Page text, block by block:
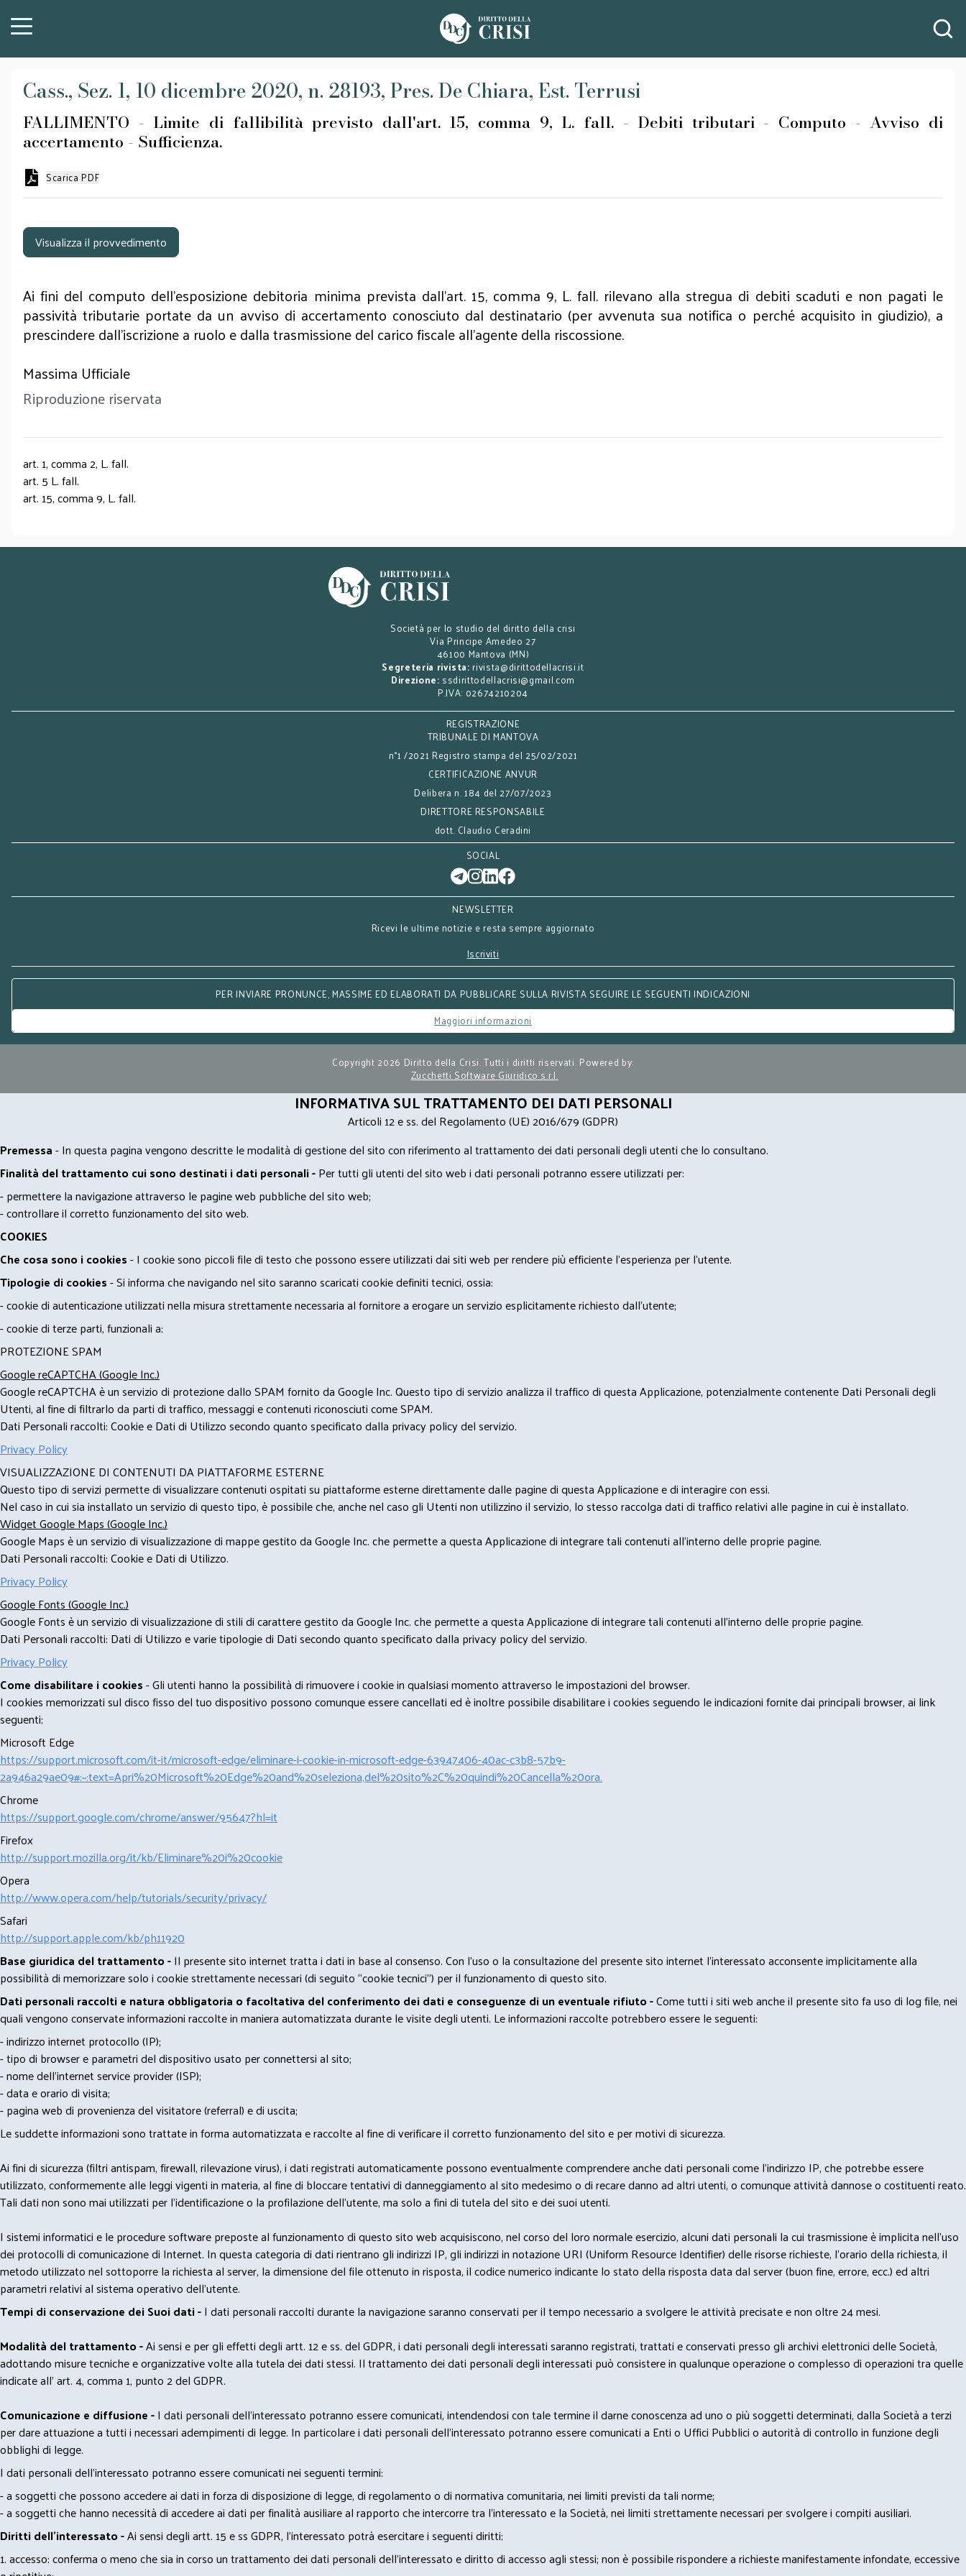
Cass., Sez. 1, 10 dicembre 2020, n. 28193, Pres. De Chiara, Est. Terrusi
FALLIMENTO - Limite di fallibilità previsto dall'art. 15, comma 9, L. fall. - Debiti tributari - Computo - Avviso di
accertamento - Sufficienza.
Scarica PDF
Visualizza il provvedimento
Ai fini del computo dell'esposizione debitoria minima prevista dall'art. 15, comma 9, L. fall. rilevano alla stregua di debiti scaduti e non pagati le
passività tributarie portate da un avviso di accertamento conosciuto dal destinatario (per avvenuta sua notifica o perché acquisito in giudizio), a
prescindere dall'iscrizione a ruolo e dalla trasmissione del carico fiscale all'agente della riscossione.
Massima Ufficiale
Riproduzione riservata
art. 1, comma 2, L. fall.
art. 5 L. fall.
art. 15, comma 9, L. fall.
Società per lo studio del diritto della crisi
Via Principe Amedeo 27
46100 Mantova (MN)
Segreteria rivista: rivista@dirittodellacrisi.it
Direzione: ssdirittodellacrisi@gmail.com
P.IVA: 02674210204
REGISTRAZIONE
TRIBUNALE DI MANTOVA
n°1 /2021 Registro stampa del 25/02/2021
CERTIFICAZIONE ANVUR
Delibera n. 184 del 27/07/2023
DIRETTORE RESPONSABILE
dott. Claudio Ceradini
SOCIAL
NEWSLETTER
Ricevi le ultime notizie e resta sempre aggiornato
Iscriviti
PER INVIARE PRONUNCE, MASSIME ED ELABORATI DA PUBBLICARE SULLA RIVISTA SEGUIRE LE SEGUENTI INDICAZIONI
Maggiori informazioni
Copyright 2026 Diritto della Crisi. Tutti i diritti riservati. Powered by:
Zucchetti Software Giuridico s.r.l.
INFORMATIVA SUL TRATTAMENTO DEI DATI PERSONALI
Articoli 12 e ss. del Regolamento (UE) 2016/679 (GDPR)
Premessa- In questa pagina vengono descritte le modalità di gestione del sito con riferimento al trattamento dei dati personali degli utenti che lo consultano.
Finalità del trattamento cui sono destinati i dati personali -Per tutti gli utenti del sito web i dati personali potranno essere utilizzati per:
- permettere la navigazione attraverso le pagine web pubbliche del sito web;
- controllare il corretto funzionamento del sito web.
COOKIES
Che cosa sono i cookies- I cookie sono piccoli file di testo che possono essere utilizzati dai siti web per rendere più efficiente l'esperienza per l'utente.
Tipologie di cookies- Si informa che navigando nel sito saranno scaricati cookie definiti tecnici, ossia:
- cookie di autenticazione utilizzati nella misura strettamente necessaria al fornitore a erogare un servizio esplicitamente richiesto dall'utente;
- cookie di terze parti, funzionali a:
PROTEZIONE SPAM
Google reCAPTCHA (Google Inc.)
Google reCAPTCHA è un servizio di protezione dallo SPAM fornito da Google Inc. Questo tipo di servizio analizza il traffico di questa Applicazione, potenzialmente contenente Dati Personali degli
Utenti, al fine di filtrarlo da parti di traffico, messaggi e contenuti riconosciuti come SPAM.
Dati Personali raccolti: Cookie e Dati di Utilizzo secondo quanto specificato dalla privacy policy del servizio.
Privacy Policy
VISUALIZZAZIONE DI CONTENUTI DA PIATTAFORME ESTERNE
Questo tipo di servizi permette di visualizzare contenuti ospitati su piattaforme esterne direttamente dalle pagine di questa Applicazione e di interagire con essi.
Nel caso in cui sia installato un servizio di questo tipo, è possibile che, anche nel caso gli Utenti non utilizzino il servizio, lo stesso raccolga dati di traffico relativi alle pagine in cui è installato.
Widget Google Maps (Google Inc.)
Google Maps è un servizio di visualizzazione di mappe gestito da Google Inc. che permette a questa Applicazione di integrare tali contenuti all'interno delle proprie pagine.
Dati Personali raccolti: Cookie e Dati di Utilizzo.
Privacy Policy
Google Fonts (Google Inc.)
Google Fonts è un servizio di visualizzazione di stili di carattere gestito da Google Inc. che permette a questa Applicazione di integrare tali contenuti all'interno delle proprie pagine.
Dati Personali raccolti: Dati di Utilizzo e varie tipologie di Dati secondo quanto specificato dalla privacy policy del servizio.
Privacy Policy
Come disabilitare i cookies- Gli utenti hanno la possibilità di rimuovere i cookie in qualsiasi momento attraverso le impostazioni del browser.
I cookies memorizzati sul disco fisso del tuo dispositivo possono comunque essere cancellati ed è inoltre possibile disabilitare i cookies seguendo le indicazioni fornite dai principali browser, ai link
seguenti:
Microsoft Edge
https://support.microsoft.com/it-it/microsoft-edge/eliminare-i-cookie-in-microsoft-edge-63947406-40ac-c3b8-57b9-
2a946a29ae09#:~:text=Apri%20Microsoft%20Edge%20and%20seleziona,del%20sito%2C%20quindi%20Cancella%20ora.
Chrome
https://support.google.com/chrome/answer/95647?hl=it
Firefox
http://support.mozilla.org/it/kb/Eliminare%20i%20cookie
Opera
http://www.opera.com/help/tutorials/security/privacy/
Safari
http://support.apple.com/kb/ph11920
Base giuridica del trattamento -Il presente sito internet tratta i dati in base al consenso. Con l'uso o la consultazione del presente sito internet l’interessato acconsente implicitamente alla
possibilità di memorizzare solo i cookie strettamente necessari (di seguito “cookie tecnici”) per il funzionamento di questo sito.
Dati personali raccolti e natura obbligatoria o facoltativa del conferimento dei dati e conseguenze di un eventuale rifiuto -Come tutti i siti web anche il presente sito fa uso di log file, nei
quali vengono conservate informazioni raccolte in maniera automatizzata durante le visite degli utenti. Le informazioni raccolte potrebbero essere le seguenti:
- indirizzo internet protocollo (IP);
- tipo di browser e parametri del dispositivo usato per connettersi al sito;
- nome dell'internet service provider (ISP);
- data e orario di visita;
- pagina web di provenienza del visitatore (referral) e di uscita;
Le suddette informazioni sono trattate in forma automatizzata e raccolte al fine di verificare il corretto funzionamento del sito e per motivi di sicurezza.
Ai fini di sicurezza (filtri antispam, firewall, rilevazione virus), i dati registrati automaticamente possono eventualmente comprendere anche dati personali come l'indirizzo IP, che potrebbe essere
utilizzato, conformemente alle leggi vigenti in materia, al fine di bloccare tentativi di danneggiamento al sito medesimo o di recare danno ad altri utenti, o comunque attività dannose o costituenti reato.
Tali dati non sono mai utilizzati per l'identificazione o la profilazione dell'utente, ma solo a fini di tutela del sito e dei suoi utenti.
I sistemi informatici e le procedure software preposte al funzionamento di questo sito web acquisiscono, nel corso del loro normale esercizio, alcuni dati personali la cui trasmissione è implicita nell'uso
dei protocolli di comunicazione di Internet. In questa categoria di dati rientrano gli indirizzi IP, gli indirizzi in notazione URI (Uniform Resource Identifier) delle risorse richieste, l'orario della richiesta, il
metodo utilizzato nel sottoporre la richiesta al server, la dimensione del file ottenuto in risposta, il codice numerico indicante lo stato della risposta data dal server (buon fine, errore, ecc.) ed altri
parametri relativi al sistema operativo dell'utente.
Tempi di conservazione dei Suoi dati -I dati personali raccolti durante la navigazione saranno conservati per il tempo necessario a svolgere le attività precisate e non oltre 24 mesi.
Modalità del trattamento -Ai sensi e per gli effetti degli artt. 12 e ss. del GDPR, i dati personali degli interessati saranno registrati, trattati e conservati presso gli archivi elettronici delle Società,
adottando misure tecniche e organizzative volte alla tutela dei dati stessi. Il trattamento dei dati personali degli interessati può consistere in qualunque operazione o complesso di operazioni tra quelle
indicate all' art. 4, comma 1, punto 2 del GDPR.
Comunicazione e diffusione -I dati personali dell’interessato potranno essere comunicati, intendendosi con tale termine il darne conoscenza ad uno o più soggetti determinati, dalla Società a terzi
per dare attuazione a tutti i necessari adempimenti di legge. In particolare i dati personali dell’interessato potranno essere comunicati a Enti o Uffici Pubblici o autorità di controllo in funzione degli
obblighi di legge.
I dati personali dell’interessato potranno essere comunicati nei seguenti termini:
- a soggetti che possono accedere ai dati in forza di disposizione di legge, di regolamento o di normativa comunitaria, nei limiti previsti da tali norme;
- a soggetti che hanno necessità di accedere ai dati per finalità ausiliare al rapporto che intercorre tra l’interessato e la Società, nei limiti strettamente necessari per svolgere i compiti ausiliari.
Diritti dell’interessato -Ai sensi degli artt. 15 e ss GDPR, l’interessato potrà esercitare i seguenti diritti:
1. accesso: conferma o meno che sia in corso un trattamento dei dati personali dell’interessato e diritto di accesso agli stessi; non è possibile rispondere a richieste manifestamente infondate, eccessive